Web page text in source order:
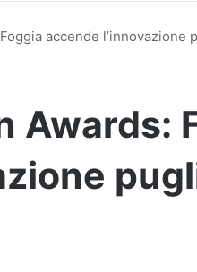
accende l’innovazione
Awards: